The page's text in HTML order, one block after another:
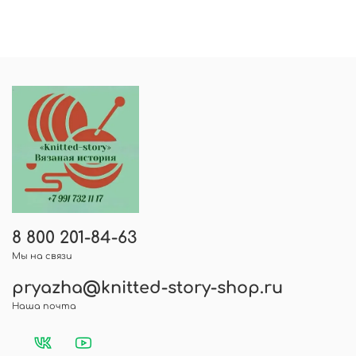
8 800 201-84-63
Мы на связи
pryazha@knitted-story-shop.ru
Наша почта